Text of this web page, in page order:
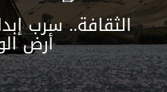
الثقافة.. سرب
أرض